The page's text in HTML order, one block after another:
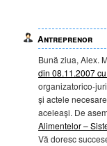
Antreprenor
Bună ziua, Alex.
din 08.11.2007
organizatorico-
și actele
aceleași. De
Alimentelor –
Vă doresc